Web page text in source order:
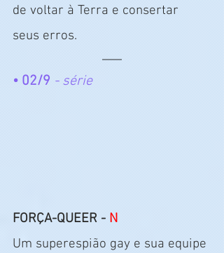
de voltar à Terra e consertar
seus erros.
• 02/9 - série
FORÇA-QUEER - N
Um superespião gay e sua equipe